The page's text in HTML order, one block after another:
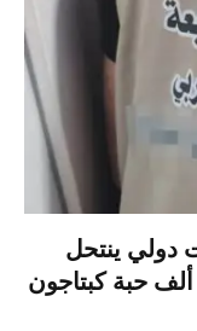
دولي ينتحل